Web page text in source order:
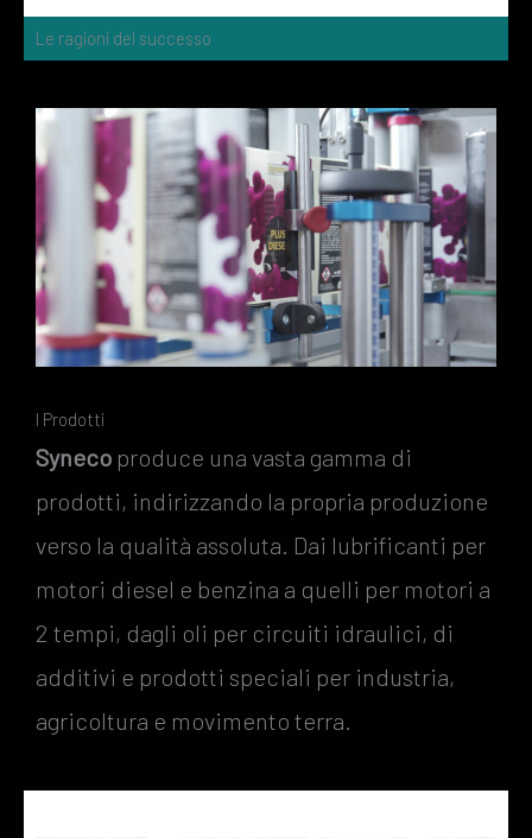
Le ragioni del successo
I Prodotti
Syneco produce una vasta gamma di
prodotti, indirizzando la propria produzione
verso la qualità assoluta. Dai lubrificanti per
motori diesel e benzina a quelli per motori a
2 tempi, dagli oli per circuiti idraulici, di
additivi e prodotti speciali per industria,
agricoltura e movimento terra.